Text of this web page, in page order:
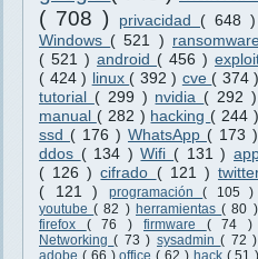
( 708 )
privacidad ( 648 )
Windows ( 521 )
( 521 ) android ( 456 )
( 424 ) linux ( 392 ) cve ( 374 )
tutorial ( 299 ) nvidia ( 292 )
manual ( 282 ) hacking ( 244 )
ssd ( 176 ) WhatsApp ( 173 )
ddos ( 134 )Wifi ( 131 )
( 126 )cifrado ( 121 )
( 121 ) programación( 105 )
youtube( 82 ) herramientas( 80 )
firefox ( 76 ) firmware ( 74 )
Networking( 73 ) sysadmin( 72 )
adobe ( 66 )office( 62 ) hack ( 51 )